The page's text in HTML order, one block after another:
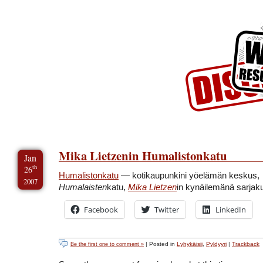
Jan
26th
2007
Mika Lietzenin Humalistonkatu
Humalistonkatu — kotikaupunkini yöelämän keskus,
Humalaistenkatu, Mika Lietzenin kynäilemänä
Facebook Twitter LinkedIn
Be the first one to comment » | Posted in Lyhykäisii, Pyldyyri | Trackback